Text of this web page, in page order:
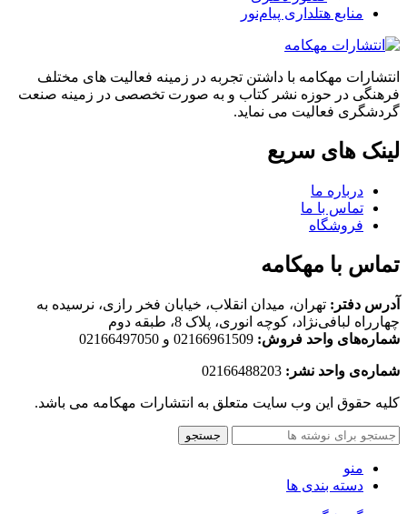
منابع هتلداری پیام‌نور
انتشارات مهکامه با داشتن تجربه در زمینه فعالیت های مختلف
فرهنگی در حوزه نشر کتاب و به صورت تخصصی در زمینه صنعت
گردشگری فعالیت می نماید.
لینک های سریع
درباره ما
تماس با ما
فروشگاه
تماس با مهکامه
آدرس دفتر: تهران، میدان انقلاب، خیابان فخر رازی، نرسیده به
چهارراه لبافی‌نژاد، کوچه انوری، پلاک 8، طبقه دوم
شماره‌های واحد فروش: 02166961509 و 02166497050
شماره‌‌ی واحد نشر:
کلیه حقوق این وب سایت متعلق به انتشارات مهکامه می باشد.
جستجو
منو
دسته بندی ها